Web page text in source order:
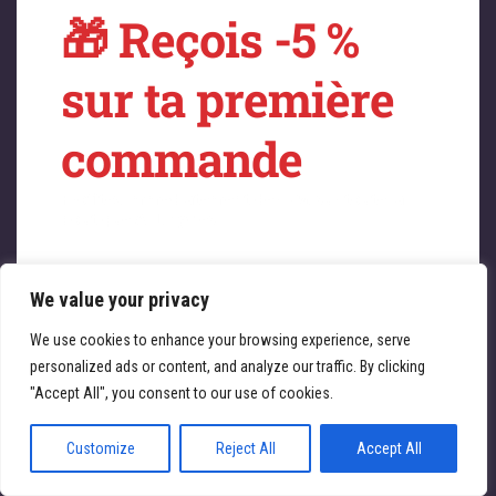
We value your privacy
We use cookies to enhance your browsing experience, serve
personalized ads or content, and analyze our traffic. By clicking
"Accept All", you consent to our use of cookies.
Customize Reject All Accept All
sur quelque chose
de fantastique –
revenez bientôt !
🎁 Reçois -5 %
sur ta première
commande
Saisissez votre adresse e-mail
JE REÇOIS MA RÉDUCTION